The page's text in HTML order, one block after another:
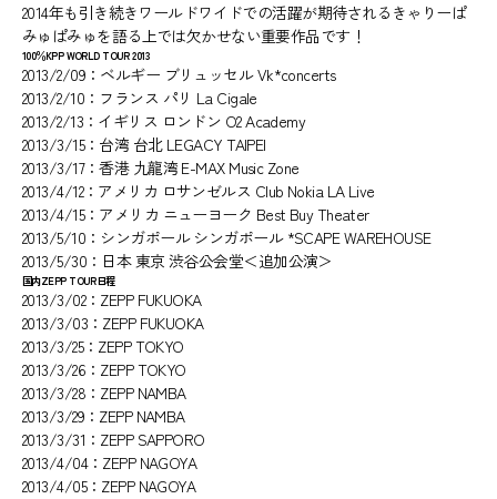
2014年も引き続きワールドワイドでの活躍が期待されるきゃりーぱ
みゅぱみゅを語る上では欠かせない重要作品です！
100％KPP WORLD TOUR 2013
2013/2/09：ベルギー ブリュッセル Vk*concerts
2013/2/10：フランス パリ La Cigale
2013/2/13：イギリス ロンドン O2 Academy
2013/3/15：台湾 台北 LEGACY TAIPEI
2013/3/17：香港 九龍湾 E-MAX Music Zone
2013/4/12：アメリカ ロサンゼルス Club Nokia LA Live
2013/4/15：アメリカ ニューヨーク Best Buy Theater
2013/5/10：シンガポール シンガポール *SCAPE WAREHOUSE
2013/5/30：日本 東京 渋谷公会堂＜追加公演＞
国内ZEPP TOUR日程
2013/3/02：ZEPP FUKUOKA
2013/3/03：ZEPP FUKUOKA
2013/3/25：ZEPP TOKYO
2013/3/26：ZEPP TOKYO
2013/3/28：ZEPP NAMBA
2013/3/29：ZEPP NAMBA
2013/3/31：ZEPP SAPPORO
2013/4/04：ZEPP NAGOYA
2013/4/05：ZEPP NAGOYA